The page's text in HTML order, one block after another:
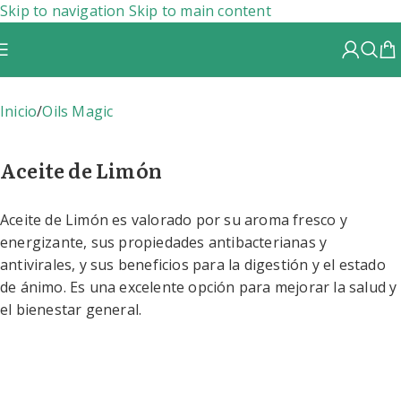
Skip to navigation Skip to main content
Inicio/Oils Magic
Aceite de Limón
Aceite de Limón es valorado por su aroma fresco y
energizante, sus propiedades antibacterianas y
antivirales, y sus beneficios para la digestión y el estado
de ánimo. Es una excelente opción para mejorar la salud y
el bienestar general.